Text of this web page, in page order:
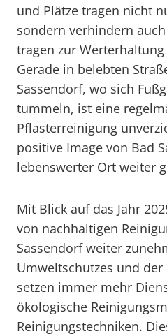
und Plätze tragen nicht
sondern verhindern
tragen zur
Gerade in belebten
Sassendorf, wo sich
tummeln, ist eine
Pflasterreinigung
positive Image von Bad
lebenswerter Ort weiter
Mit Blick auf das Jahr
von nachhaltigen
Sassendorf weiter
Umweltschutzes und
setzen immer mehr
ökologische
Reinigungstechniken.